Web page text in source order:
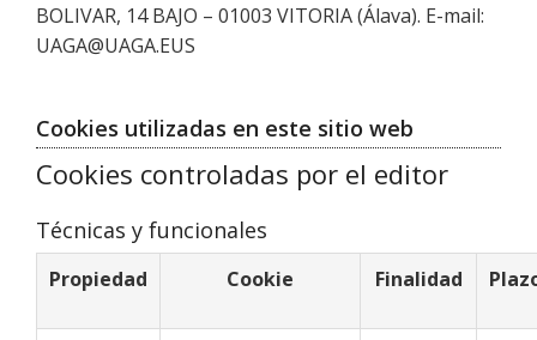
BOLIVAR, 14 BAJO – 01003 VITORIA (Álava). E-mail:
UAGA@UAGA.EUS
Cookies utilizadas en este sitio web
Cookies controladas por el editor
Técnicas y funcionales
Propiedad Cookie Finalidad